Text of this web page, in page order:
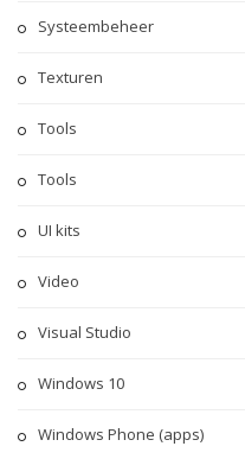
Systeembeheer
Texturen
Tools
Tools
UI kits
Video
Visual Studio
Windows 10
Windows Phone (apps)